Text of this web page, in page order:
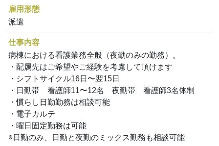
雇用形態
派遣
仕事内容
病棟における看護業務全般（夜勤のみの勤務）。
・配属先はご希望やご経験を考慮して頂けます
・シフトサイクル16日〜翌15日
・日勤帯 看護師11〜12名 夜勤帯 看護師3名体制
・慣らし日勤勤務は相談可能
・電子カルテ
・曜日固定勤務は可能
※日勤のみ、日勤と夜勤のミックス勤務も相談可能